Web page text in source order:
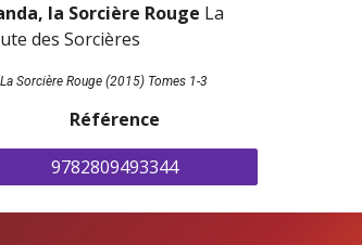
la Sorcière Rouge La
des Sorcières
La Sorcière Rouge (2015) Tomes 1-3
Référence
9782809493344